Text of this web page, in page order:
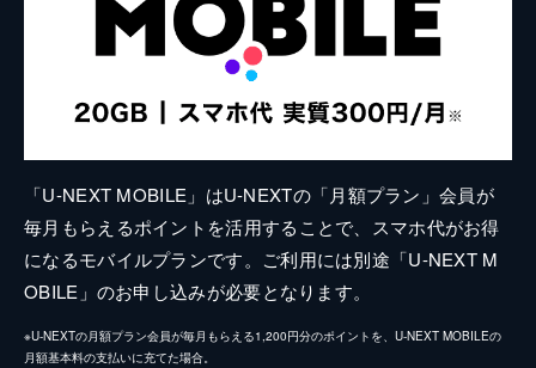
「U-NEXT MOBILE」はU-NEXTの「月額プラン」会員が
毎月もらえるポイントを活用することで、スマホ代がお得
になるモバイルプランです。ご利用には別途「U-NEXT M
OBILE」のお申し込みが必要となります。
※U-NEXTの月額プラン会員が毎月もらえる1,200円分のポイントを、U-NEXT MOBILEの
月額基本料の支払いに充てた場合。